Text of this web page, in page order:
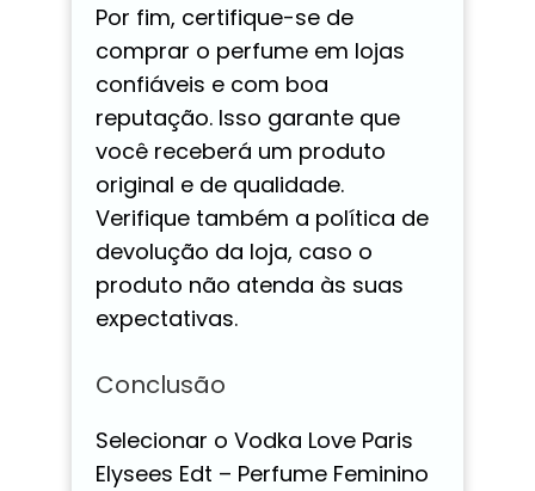
Por fim, certifique-se de
comprar o perfume em lojas
confiáveis e com boa
reputação. Isso garante que
você receberá um produto
original e de qualidade.
Verifique também a política de
devolução da loja, caso o
produto não atenda às suas
expectativas.
Conclusão
Selecionar o Vodka Love Paris
Elysees Edt – Perfume Feminino